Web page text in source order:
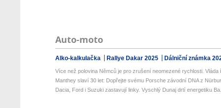
Auto-moto
Alko-kalkulačka Rallye Dakar 2025 Dálniční známka
Více než polovina Němců je pro zrušení neomezené rychlosti. Vláda
Manthey slaví 30 let: Dopřejte svému Porsche závodní DNA z
Dacia, Ford i Suzuki zastavují linky. Vyschlý Dunaj drtí energetiku